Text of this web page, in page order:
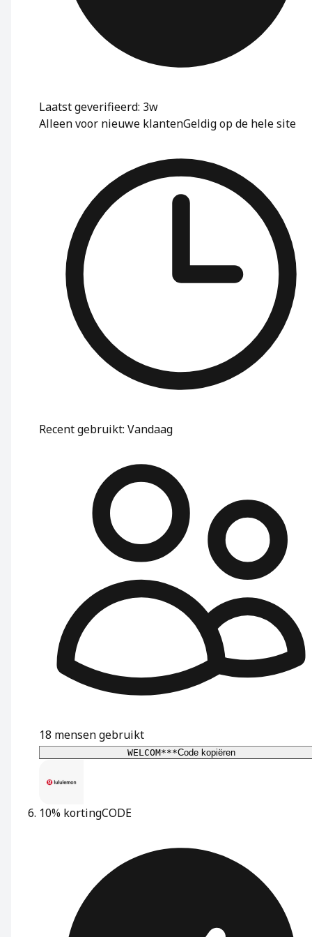
Laatst geverifieerd: 3w
Alleen voor nieuwe klantenGeldig op de hele site
Recent gebruikt: Vandaag
18 mensen gebruikt
WELCOM***Code kopiëren
10% kortingCODE